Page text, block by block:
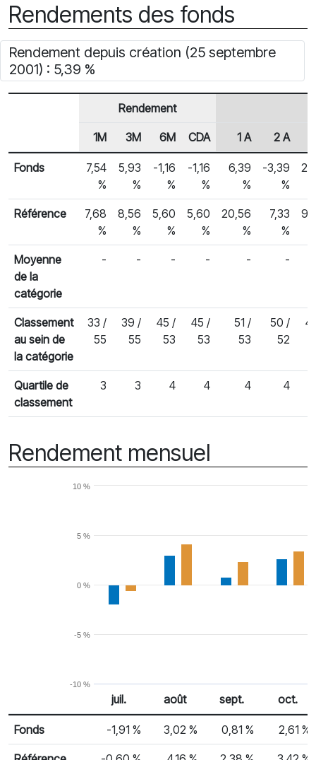
Rendements des fonds
Rendement depuis création (25 septembre
2001) : 5,39 %
Rendements des fonds
En-tête de ligne
Rendement
1M 3M 6M CDA 1 A 2 A
Fonds
7,54
%
5,93
%
-1,16
%
-1,16
%
6,39
%
-3,39
%
Référence
7,68
%
8,56
%
5,60
%
5,60
%
20,56
%
7,33
%
Moyenne
de la
catégorie
- - - - - -
Classement
au sein de
la catégorie
33 /
55
39 /
55
45 /
53
45 /
53
51 /
53
50 /
52
Quartile de
classement
3 3 4 4 4 4
Rendement mensuel
-10 %
-5 %
0 %
5 %
10 %
Rendement mensuel
% Rendement
juil. août sept. oct.
Fonds -1,91 % 3,02 % 0,81 % 2,61 %